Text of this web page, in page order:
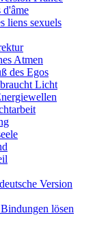
d'âme
liens sexuels
Atmen
des Egos
Licht
Version
lösen